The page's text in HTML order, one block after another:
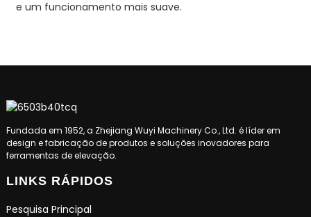
e um funcionamento mais suave.
Fundada em 1952, a Zhejiang Wuyi Machinery Co., Ltd. é líder em
design e fabricação de produtos e soluções inovadores para
ferramentas de elevação.
LINKS RÁPIDOS
Pesquisa Principal